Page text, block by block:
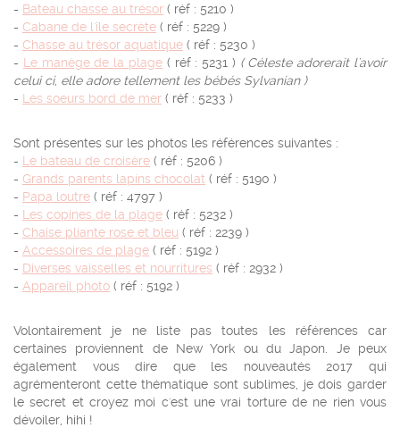
- Bateau chasse au trésor ( réf : 5210 )
- Cabane de l'île secrète ( réf : 5229 )
- Chasse au trésor aquatique ( réf : 5230 )
- Le manège de la plage( réf : 5231 ) ( Céleste adorerait l'avoir
celui ci, elle adore tellement les bébés Sylvanian )
- Les soeurs bord de mer ( réf : 5233 )
Sont présentes sur les photos les références suivantes :
- Le bateau de croisère ( réf : 5206 )
- Grands parents lapins chocolat ( réf : 5190 )
- Papa loutre ( réf : 4797 )
- Les copines de la plage ( réf : 5232 )
- Chaise pliante rose et bleu ( réf : 2239 )
- Accessoires de plage ( réf : 5192 )
- Diverses vaisselles et nourritures ( réf : 2932 )
- Appareil photo ( réf : 5192 )
Volontairement je ne liste pas toutes les références car
certaines proviennent de New York ou du Japon. Je peux
également vous dire que les nouveautés 2017 qui
agrémenteront cette thématique sont sublimes, je dois garder
le secret et croyez moi c'est une vrai torture de ne rien vous
dévoiler, hihi !